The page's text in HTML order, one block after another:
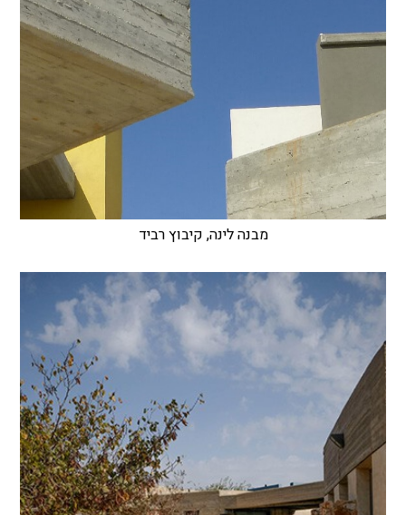
מבנה לינה, קיבוץ רביד